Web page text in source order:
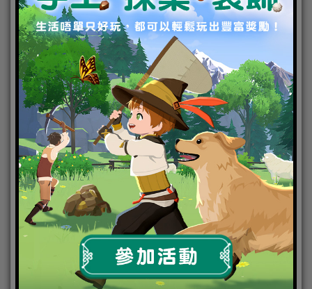
《少女前線》夏季大型活動
「縱向應變」正式開啟 同
步宣布參展 2022 高雄國際
動漫節！
2022-09-23 |Android,IOS,手機遊戲,焦點新聞